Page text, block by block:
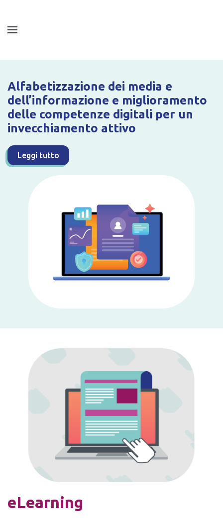
Alfabetizzazione dei media e
dell’informazione e miglioramento
delle competenze digitali per un
invecchiamento attivo
Leggi tutto
eLearning